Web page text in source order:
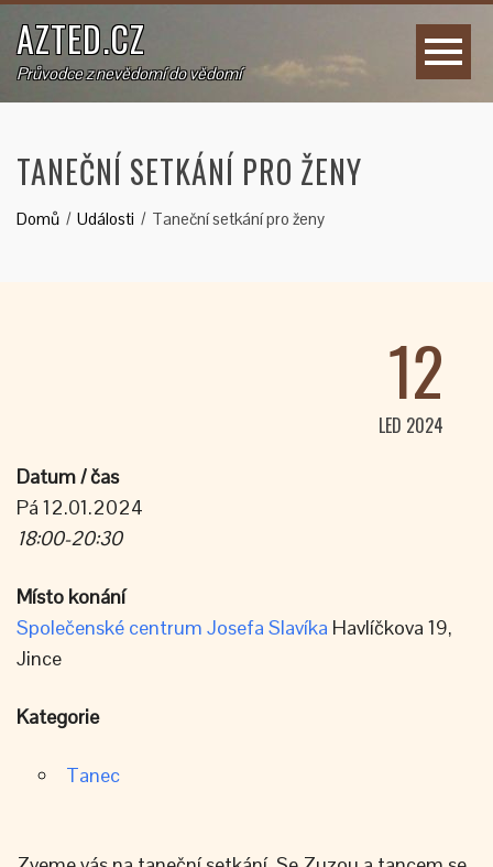
AZTED.CZ
Průvodce z nevědomí do vědomí
TANEČNÍ SETKÁNÍ PRO ŽENY
Domů Události Taneční setkání pro ženy
12
LED 2024
Datum / čas
Pá 12.01.2024
18:00-20:30
Místo konání
Společenské centrum Josefa Slavíka Havlíčkova 19,
Jince
Kategorie
Tanec